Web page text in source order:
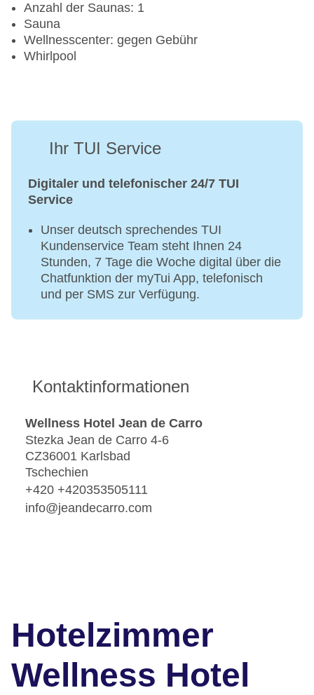
Anzahl der Saunas: 1
Sauna
Wellnesscenter: gegen Gebühr
Whirlpool
Ihr TUI Service
Digitaler und telefonischer 24/7 TUI
Service
Unser deutsch sprechendes TUI
Kundenservice Team steht Ihnen 24
Stunden, 7 Tage die Woche digital über die
Chatfunktion der myTui App, telefonisch
und per SMS zur Verfügung.
Kontaktinformationen
Wellness Hotel Jean de Carro
Stezka Jean de Carro 4-6
CZ36001 Karlsbad
Tschechien
+420 +420353505111
info@jeandecarro.com
Hotelzimmer
Wellness Hotel